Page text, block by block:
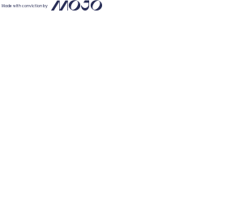
Made with conviction by